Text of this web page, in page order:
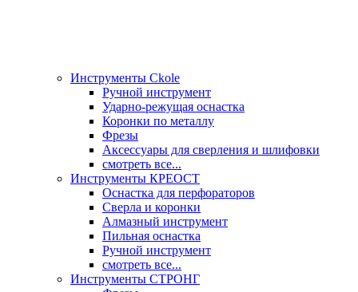
Инструменты Ckole
Ручной инструмент
Ударно‑режущая оснастка
Коронки по металлу
Фрезы
Аксессуары для сверления и шлифовки
смотреть все...
Инструменты КРЕОСТ
Оснастка для перфораторов
Сверла и коронки
Алмазный инструмент
Пильная оснастка
Ручной инструмент
смотреть все...
Инструменты СТРОНГ